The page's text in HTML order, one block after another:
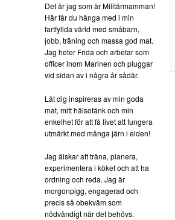
Det är jag som är Militärmamman!
Här får du hänga med i min
fartfyllda värld med småbarn,
jobb, träning och massa god mat.
Jag heter Frida och arbetar som
officer inom Marinen och pluggar
vid sidan av i några år sådär.
Låt dig inspireras av min goda
mat, mitt hälsotänk och min
enkelhet för att få livet att fungera
utmärkt med många järn i elden!
Jag älskar att träna, planera,
experimentera i köket och att ha
ordning och reda. Jag är
morgonpigg, engagerad och
precis så obekväm som
nödvändigt när det behövs.